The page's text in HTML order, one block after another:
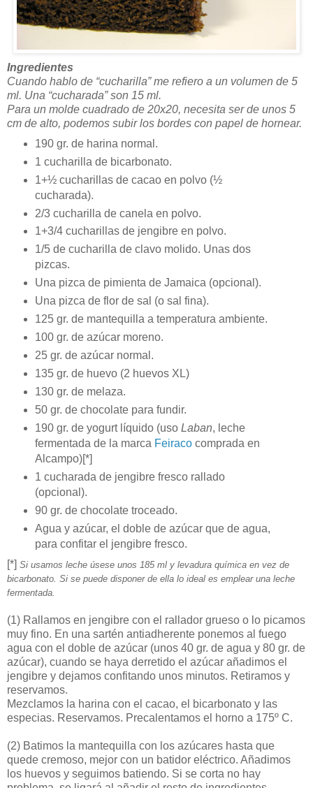
Ingredientes
Cuando hablo de “cucharilla” me refiero a un volumen de 5
ml. Una “cucharada” son 15 ml.
Para un molde cuadrado de 20x20, necesita ser de unos 5
cm de alto, podemos subir los bordes con papel de hornear.
190 gr. de harina normal.
1 cucharilla de bicarbonato.
1+½ cucharillas de cacao en polvo (½
cucharada).
2/3 cucharilla de canela en polvo.
1+3/4 cucharillas de jengibre en polvo.
1/5 de cucharilla de clavo molido. Unas dos
pizcas.
Una pizca de pimienta de Jamaica (opcional).
Una pizca de flor de sal (o sal fina).
125 gr. de mantequilla a temperatura ambiente.
100 gr. de azúcar moreno.
25 gr. de azúcar normal.
135 gr. de huevo (2 huevos XL)
130 gr. de melaza.
50 gr. de chocolate para fundir.
190 gr. de yogurt líquido (uso Laban, leche
fermentada de la marca Feiracocomprada en
Alcampo)[*]
1 cucharada de jengibre fresco rallado
(opcional).
90 gr. de chocolate troceado.
Agua y azúcar, el doble de azúcar que de agua,
para confitar el jengibre fresco.
[*] Si usamos leche úsese unos 185 ml y levadura química en vez de
bicarbonato. Si se puede disponer de ella lo ideal es emplear una leche
fermentada.
(1) Rallamos en jengibre con el rallador grueso o lo picamos
muy fino. En una sartén antiadherente ponemos al fuego
agua con el doble de azúcar (unos 40 gr. de agua y 80 gr. de
azúcar), cuando se haya derretido el azúcar añadimos el
jengibre y dejamos confitando unos minutos. Retiramos y
reservamos.
Mezclamos la harina con el cacao, el bicarbonato y las
especias. Reservamos. Precalentamos el horno a 175º C.
(2) Batimos la mantequilla con los azúcares hasta que
quede cremoso, mejor con un batidor eléctrico. Añadimos
los huevos y seguimos batiendo. Si se corta no hay